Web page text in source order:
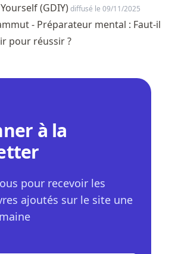
(GDIY)diffusé le 09/11/2025
- Préparateur mental : Faut-il
pour réussir ?
à la
pour recevoir les
ajoutés sur le site une